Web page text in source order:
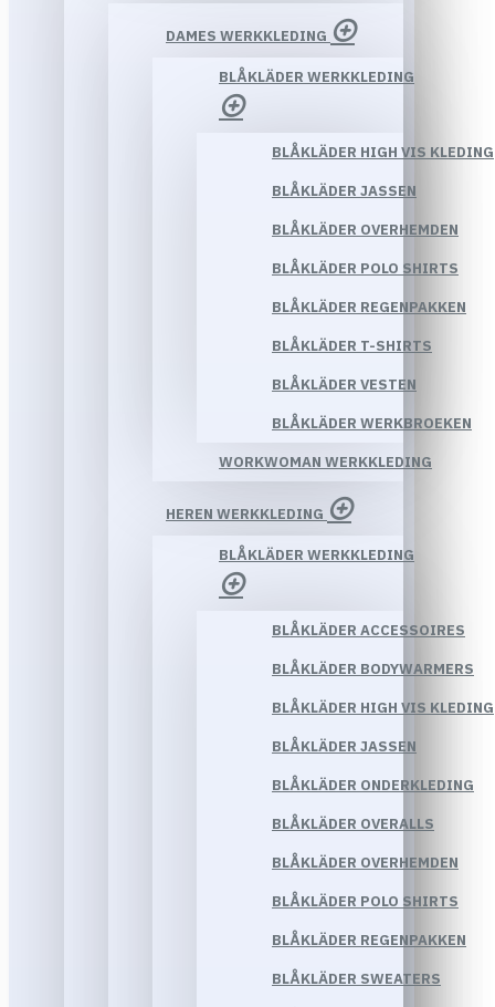
DAMES WERKKLEDING
BLÅKLÄDER WERKKLEDING
BLÅKLÄDER HIGH VIS KLEDING
BLÅKLÄDER JASSEN
BLÅKLÄDER OVERHEMDEN
BLÅKLÄDER POLO SHIRTS
BLÅKLÄDER REGENPAKKEN
BLÅKLÄDER T-SHIRTS
BLÅKLÄDER VESTEN
BLÅKLÄDER WERKBROEKEN
WORKWOMAN WERKKLEDING
HEREN WERKKLEDING
BLÅKLÄDER WERKKLEDING
BLÅKLÄDER ACCESSOIRES
BLÅKLÄDER BODYWARMERS
BLÅKLÄDER HIGH VIS KLEDING
BLÅKLÄDER JASSEN
BLÅKLÄDER ONDERKLEDING
BLÅKLÄDER OVERALLS
BLÅKLÄDER OVERHEMDEN
BLÅKLÄDER POLO SHIRTS
BLÅKLÄDER REGENPAKKEN
BLÅKLÄDER SWEATERS